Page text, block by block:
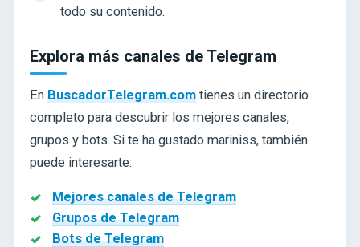
todo su contenido.
Explora más canales de Telegram
En BuscadorTelegram.com tienes un directorio
completo para descubrir los mejores canales,
grupos y bots. Si te ha gustado mariniss, también
puede interesarte:
Mejores canales de Telegram
Grupos de Telegram
Bots de Telegram